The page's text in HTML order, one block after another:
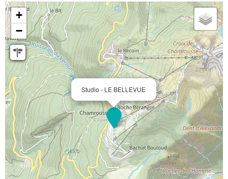
Studio - LE BELLEVUE
+
−